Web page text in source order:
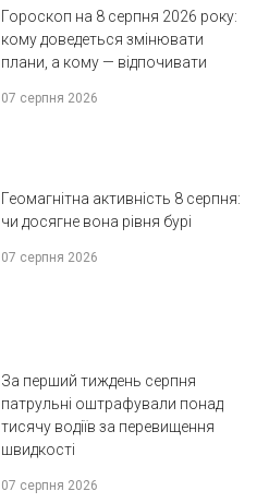
Гороскоп на 8 серпня 2026 року:
кому доведеться змінювати
плани, а кому — відпочивати
07 серпня 2026
Геомагнітна активність 8 серпня:
чи досягне вона рівня бурі
07 серпня 2026
За перший тиждень серпня
патрульні оштрафували понад
тисячу водіїв за перевищення
швидкості
07 серпня 2026